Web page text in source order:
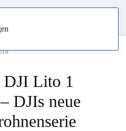
DJI Lito 1
DJIs neue